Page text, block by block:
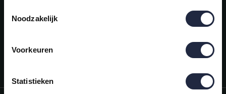
Noodzakelijk
Voorkeuren
Statistieken
Mijn account